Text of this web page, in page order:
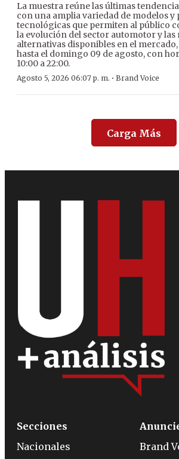
La muestra reúne las últimas
con una amplia variedad de modelos y
tecnológicas que permiten al público
la evolución del sector automotor y las
alternativas disponibles en el
hasta el domingo 09 de agosto, con
10:00 a 22:00.
Agosto 5, 2026 06:07 p. m. · Brand Voice
Carga Más
Secciones
Nacionales
Brand